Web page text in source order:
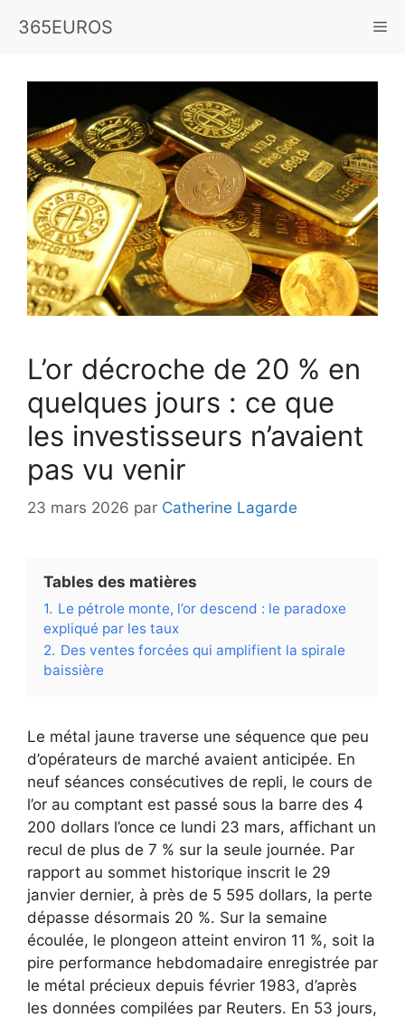
365EUROS
L’or décroche de 20 % en
quelques jours : ce que
les investisseurs n’avaient
pas vu venir
23 mars 2026 par Catherine Lagarde
Tables des matières
1. Le pétrole monte, l’or descend : le paradoxe
expliqué par les taux
2. Des ventes forcées qui amplifient la spirale
baissière
Le métal jaune traverse une séquence que peu
d’opérateurs de marché avaient anticipée. En
neuf séances consécutives de repli, le cours de
l’or au comptant est passé sous la barre des 4
200 dollars l’once ce lundi 23 mars, affichant un
recul de plus de 7 % sur la seule journée. Par
rapport au sommet historique inscrit le 29
janvier dernier, à près de 5 595 dollars, la perte
dépasse désormais 20 %. Sur la semaine
écoulée, le plongeon atteint environ 11 %, soit la
pire performance hebdomadaire enregistrée par
le métal précieux depuis février 1983, d’après
les données compilées par Reuters. En 53 jours,